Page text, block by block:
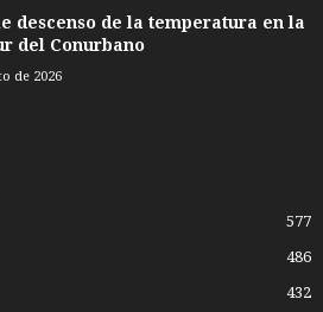
descenso de la temperatura en la
del Conurbano
de 2026
577
486
432